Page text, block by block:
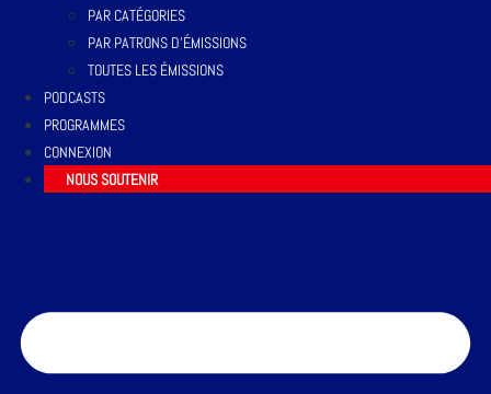
PAR CATÉGORIES
PAR PATRONS D’ÉMISSIONS
TOUTES LES ÉMISSIONS
PODCASTS
PROGRAMMES
CONNEXION
NOUS SOUTENIR